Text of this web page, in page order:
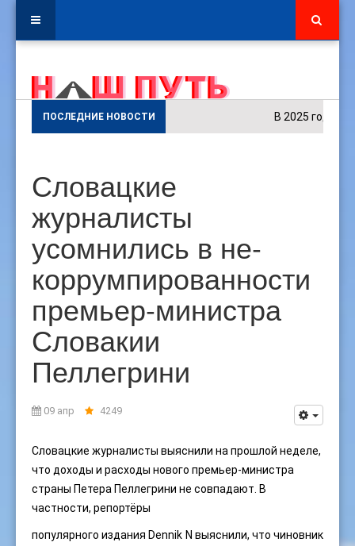
ПОСЛЕДНИЕ НОВОСТИ В 2025 году в
Словацкие
журналисты
усомнились в не-
коррумпированности
премьер-министра
Словакии
Пеллегрини
09 апр 4249
Словацкие журналисты выяснили на прошлой неделе,
что доходы и расходы нового премьер-министра
страны Петера Пеллегрини не совпадают. В
частности, репортёры
популярного издания Dennik N выяснили, что чиновник